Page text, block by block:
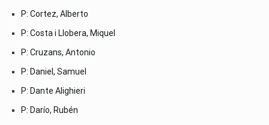
P: Cortez, Alberto
P: Costa i Llobera, Miquel
P: Cruzans, Antonio
P: Daniel, Samuel
P: Dante Alighieri
P: Darío, Rubén